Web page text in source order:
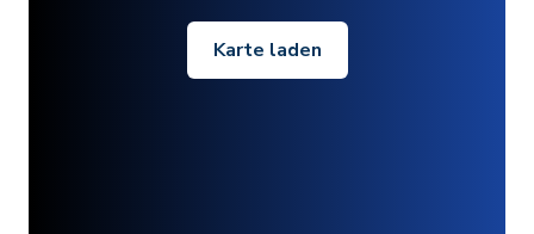
Karte laden